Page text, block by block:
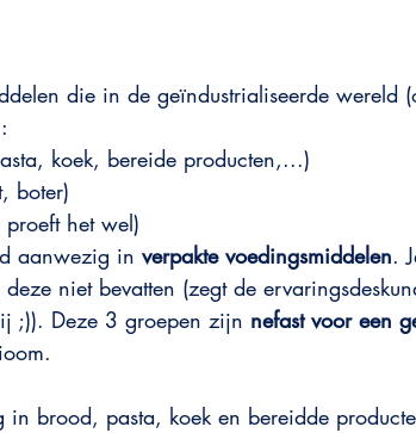
die in de geïndustrialiseerde wereld
koek, bereide producten,...)
boter)
het wel)
aanwezig in verpakte voedingsmiddelen.
niet bevatten (zegt de
;)). Deze 3 groepen zijn nefast voor een
brood, pasta, koek en bereidde